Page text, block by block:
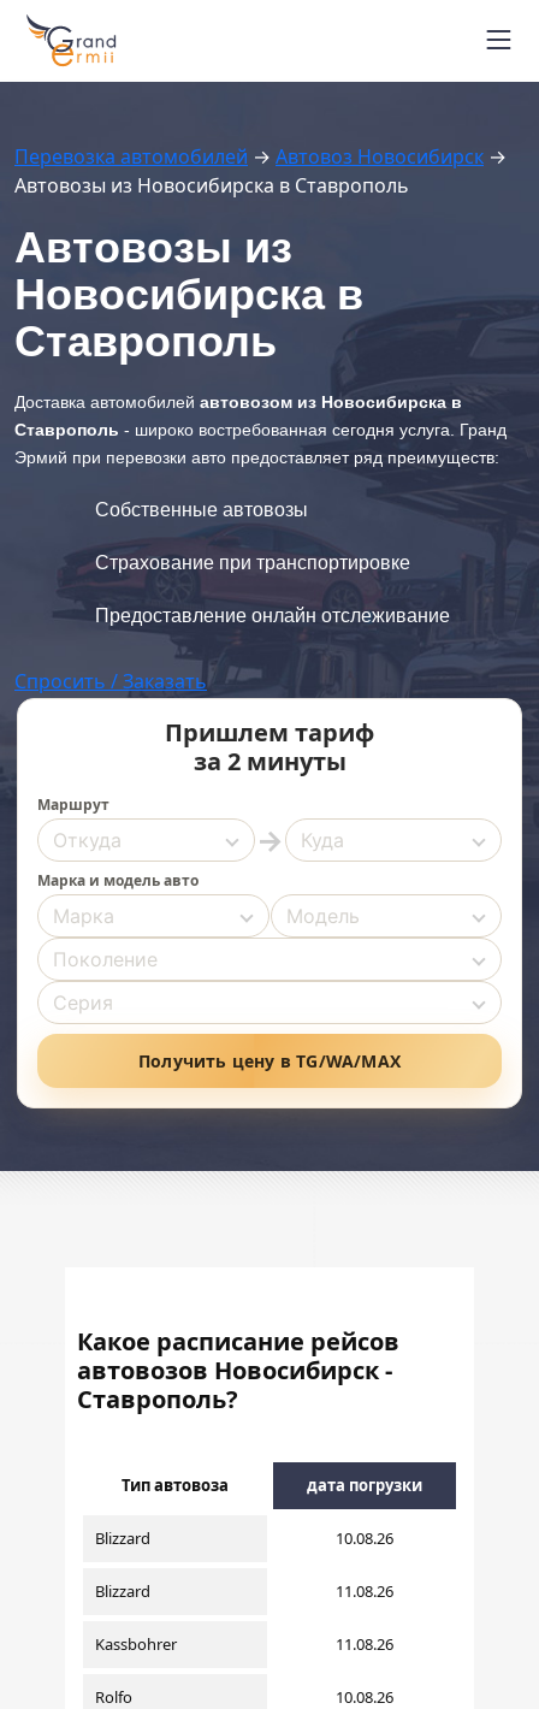
Маршруты автовозов
Контакты
Вопрос-ответ
г. Владивосток
Отследить автовоз
Перевозка автомобилей → Автовоз Новосибирск →
Автовозы из Новосибирска в Ставрополь
Автовозы из
Новосибирска в
Ставрополь
Доставка автомобилей автовозом из Новосибирска в
Ставрополь - широко востребованная сегодня услуга. Гранд
Эрмий при перевозки авто предоставляет ряд преимуществ:
Собственные автовозы
Страхование при транспортировке
Предоставление онлайн отслеживание
Спросить / Заказать
Пришлем тариф
за 2 минуты
Маршрут
→
Марка и модель авто
Получить цену в TG/WA/MAX
Какое расписание рейсов
автовозов Новосибирск -
Ставрополь?
Тип автовоза дата погрузки
Blizzard 10.08.26
Blizzard 11.08.26
Kassbohrer 11.08.26
Rolfo 10.08.26